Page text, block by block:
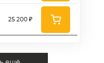
25 200 ₽